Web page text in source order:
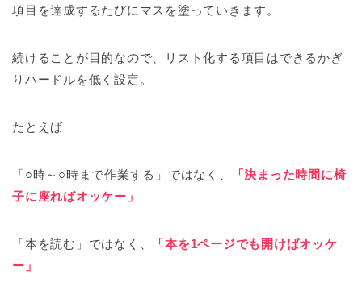
項目を達成するたびにマスを塗っていきます。
続けることが目的なので、リスト化する項目はできるかぎ
りハードルを低く設定。
たとえば
「○時～○時まで作業する」ではなく、
「決まった時間に椅
子に座ればオッケー」
「本を読む」ではなく、
「本を1ページでも開けばオッケ
ー」